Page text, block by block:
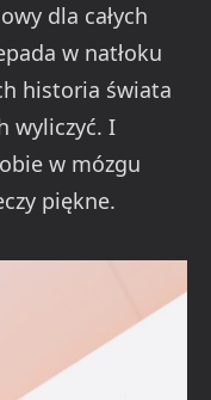
dla całych
w natłoku
historia świata
wyliczyć. I
w mózgu
piękne.